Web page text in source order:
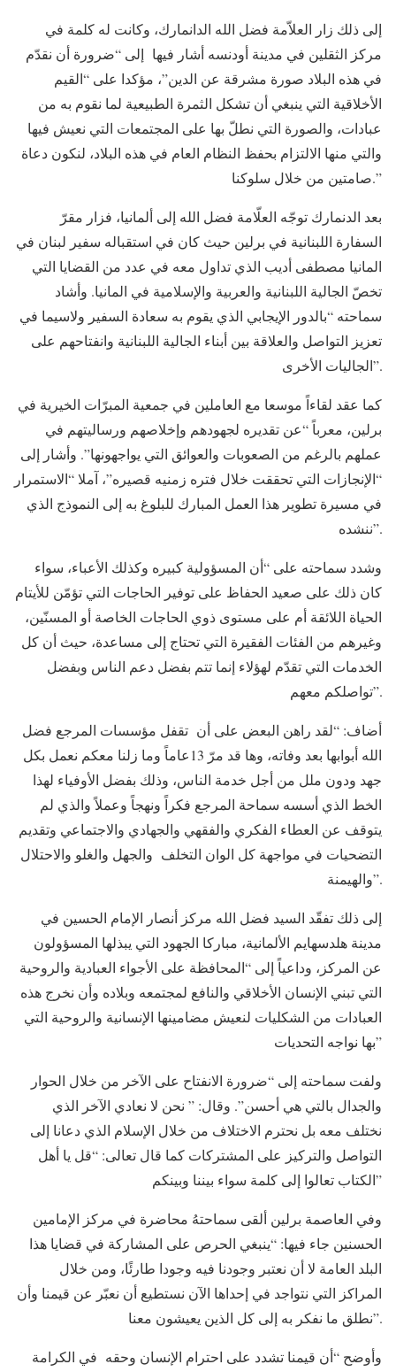
إلى ذلك زار العلاّمة فضل الله الدانمارك، وكانت له كلمة في
مركز الثقلين في مدينة أودنسه أشار فيها إلى “ضرورة أن نقدّم
في هذه البلاد صورة مشرقة عن الدين”، مؤكدا على “القيم
الأخلاقية التي ينبغي أن تشكل الثمرة الطبيعية لما نقوم به من
عبادات، والصورة التي نطلّ بها على المجتمعات التي نعيش فيها
والتي منها الالتزام بحفظ النظام العام في هذه البلاد، لنكون دعاة
صامتين من خلال سلوكنا.”
بعد الدنمارك توجّه العلّامة فضل الله إلى ألمانيا، فزار مقرّ
السفارة اللبنانية في برلين حيث كان في استقباله سفير لبنان في
المانيا مصطفى أديب الذي تداول معه في عدد من القضايا التي
تخصّ الجالية اللبنانية والعربية والإسلامية في المانيا. وأشاد
سماحته “بالدور الإيجابي الذي يقوم به سعادة السفير ولاسيما في
تعزيز التواصل والعلاقة بين أبناء الجالية اللبنانية وانفتاحهم على
الجاليات الأخرى”.
كما عقد لقاءاً موسعا مع العاملين في جمعية المبرّات الخيرية في
برلين، معرباً “عن تقديره لجهودهم وإخلاصهم ورساليتهم في
عملهم بالرغم من الصعوبات والعوائق التي يواجهونها”. وأشار إلى
“الإنجازات التي تحققت خلال فتره زمنيه قصيره”، آملا “الاستمرار
في مسيرة تطوير هذا العمل المبارك للبلوغ به إلى النموذج الذي
ننشده”.
وشدد سماحته على “أن المسؤولية كبيره وكذلك الأعباء، سواء
كان ذلك على صعيد الحفاظ على توفير الحاجات التي تؤمّن للأيتام
الحياة اللائقة أم على مستوى ذوي الحاجات الخاصة أو المسنّين،
وغيرهم من الفئات الفقيرة التي تحتاج إلى مساعدة، حيث أن كل
الخدمات التي تقدّم لهؤلاء إنما تتم بفضل دعم الناس وبفضل
تواصلكم معهم”.
أضاف: “لقد راهن البعض على أن تقفل مؤسسات المرجع فضل
الله أبوابها بعد وفاته، وها قد مرّ 13عاماً وما زلنا معكم نعمل بكل
جهد ودون ملل من أجل خدمة الناس، وذلك بفضل الأوفياء لهذا
الخط الذي أسسه سماحة المرجع فكراً ونهجاً وعملاً والذي لم
يتوقف عن العطاء الفكري والفقهي والجهادي والاجتماعي وتقديم
التضحيات في مواجهة كل الوان التخلف والجهل والغلو والاحتلال
والهيمنة”.
إلى ذلك تفقّد السيد فضل الله مركز أنصار الإمام الحسين في
مدينة هلدسهايم الألمانية، مباركا الجهود التي يبذلها المسؤولون
عن المركز، وداعياً إلى “المحافظة على الأجواء العبادية والروحية
التي تبني الإنسان الأخلاقي والنافع لمجتمعه وبلاده وأن نخرج هذه
العبادات من الشكليات لنعيش مضامينها الإنسانية والروحية التي
بها نواجه التحديات”
ولفت سماحته إلى “ضرورة الانفتاح على الآخر من خلال الحوار
والجدال بالتي هي أحسن”. وقال: ” نحن لا نعادي الآخر الذي
نختلف معه بل نحترم الاختلاف من خلال الإسلام الذي دعانا إلى
التواصل والتركيز على المشتركات كما قال تعالى: “قل يا أهل
الكتاب تعالوا إلى كلمة سواء بيننا وبينكم”
وفي العاصمة برلين ألقى سماحتهُ محاضرة في مركز الإمامين
الحسنين جاء فيها: “ينبغي الحرص على المشاركة في قضايا هذا
البلد العامة لا أن نعتبر وجودنا فيه وجودا طارئًا، ومن خلال
المراكز التي نتواجد في إحداها الآن نستطيع أن نعبّر عن قيمنا وأن
نطلق ما نفكر به إلى كل الذين يعيشون معنا”.
وأوضح “أن قيمنا تشدد على احترام الإنسان وحقه في الكرامة